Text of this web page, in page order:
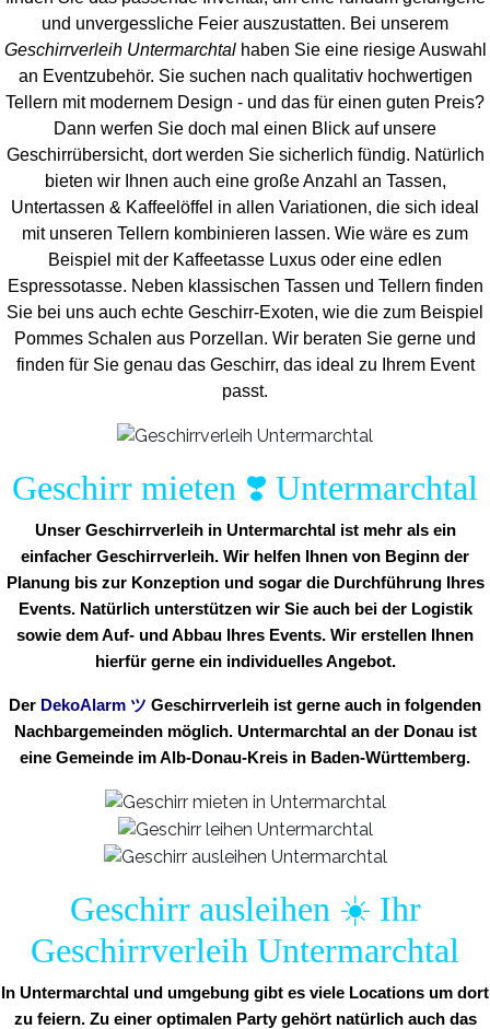
und unvergess liche Feier auszustatten. Bei unserem
Geschirrverleih Untermarchtalhaben Sie eine riesige Auswahl
an Eventzubehör. Sie suchen nach qualitativ hochwertigen
Tellern mit modernem Design - und das für einen guten Preis?
Dann werfen Sie doch mal einen Blick auf unsere
Geschirrübersicht, dort werden Sie sicherlich fündig. Natürlich
bieten wir Ihnen auch eine große Anzahl an Tassen,
Untertassen & Kaffeelöffel in allen Variationen, die sich ideal
mit unseren Tellern kombinieren lassen. Wie wäre es zum
Beispiel mit der Kaffeetasse Luxus oder eine edlen
Espressotasse. Neben klassischen Tassen und Tellern finden
Sie bei uns auch echte Geschirr-Exoten, wie die zum Beispiel
Pommes Schalen aus Porzellan. Wir beraten Sie gerne und
finden für Sie genau das Geschirr, das ideal zu Ihrem Event
passt.
Geschirr mieten ❣️ Untermarchtal
Unser Geschirrverleih in Untermarchtal ist mehr als ein
einfacher Geschirrverleih. Wir helfen Ihnen von Beginn der
Planung bis zur Konzeption und sogar die Durchführung Ihres
Events. Natürlich unterstützen wir Sie auch bei der Logistik
sowie dem Auf- und Abbau Ihres Events. Wir erstellen Ihnen
hierfür gerne ein individuelles Angebot.
Der DekoAlarm ツ Geschirrverleih ist gerne auch in folgenden
Nachbargemeinden möglich. Untermarchtal an der Donau ist
eine Gemeinde im Alb-Donau-Kreis in Baden-Württemberg.
Geschirr ausleihen ☀️ Ihr
Geschirrverleih Untermarchtal
In Untermarchtal und umgebung gibt es viele Locations um dort
zu feiern. Zu einer optimalen Party gehört natürlich auch das